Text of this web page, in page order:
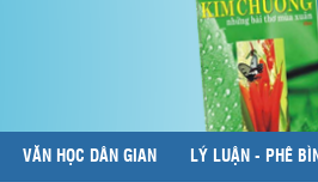
VĂN HỌC DÂN GIAN LÝ LUẬN - PHÊ